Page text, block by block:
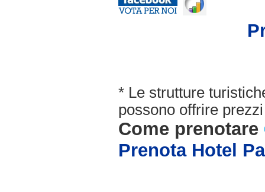
* Le strutture
possono offrire
Come prenotare
Prenota Hotel